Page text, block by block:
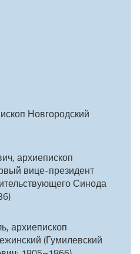
Новгородский
архиепископ
вице-президент
Синода
архиепископ
(Гумилевский